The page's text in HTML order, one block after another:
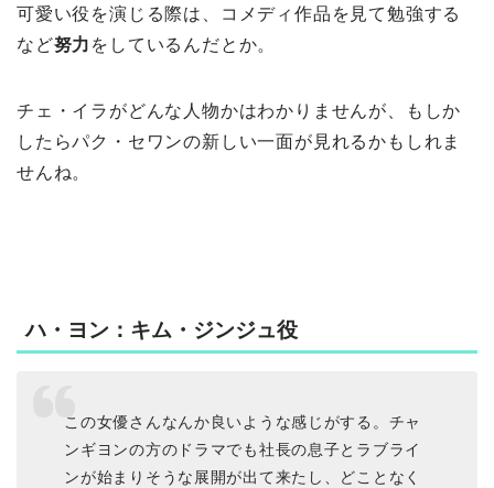
可愛い役を演じる際は、コメディ作品を見て勉強する
など努力 をしているんだとか。
チェ・イラがどんな人物かはわかりませんが、もしか
したらパク・セワンの新しい一面が見れるかもしれま
せんね。
ハ・ヨン：キム・ジンジュ役
この女優さんなんか良いような感じがする。チャ
ンギヨンの方のドラマでも社長の息子とラブライ
ンが始まりそうな展開が出て来たし、どことなく